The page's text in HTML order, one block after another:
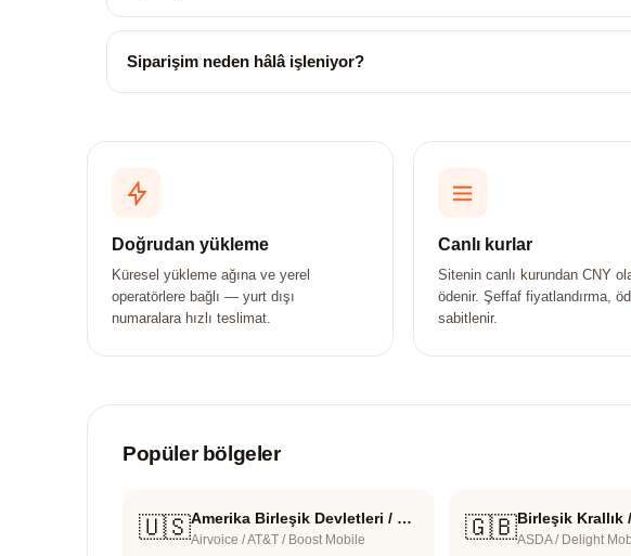
Siparişim neden hâlâ işleniyor?
Doğrudan yükleme
Küresel yükleme ağına ve yerel
operatörlere bağlı — yurt dışı
numaralara hızlı teslimat.
Canlı kurlar
Sitenin canlı kurundan CNY
ödenir. Şeffaf fiyatlandırma,
sabitlenir.
Popüler bölgeler
🇺🇸 Amerika Birleşik Devletleri / United States
Airvoice / AT&T / Boost Mobile 🇬🇧ASDA / Delight